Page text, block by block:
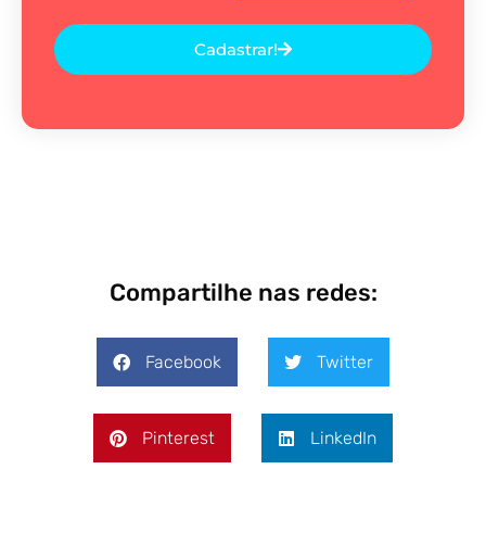
Cadastrar!
Compartilhe nas redes:
Facebook Twitter
Pinterest LinkedIn